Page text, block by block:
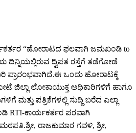
“ಹೋರಾಟದ ಫಲವಾಗಿ ಜಮಖಂಡಿ to
ದಿನ್ನಿಯಲ್ಲಿರುವ ದ್ವಿಪತ ರಸ್ತೆಗೆ ತಡೆಗೋಡೆ
ಪ್ರಾರಂಭವಾಗಿದೆ.ಈ ಒಂದು ಹೋರಾಟಕ್ಕೆ
ಜಿಲ್ಲಾ ಲೋಕಾಯುಕ್ತ ಅಧಿಕಾರಿಗಳಿಗೆ ಹಾಗೂ
ಮತ್ತು ಪತ್ರಿಕೆಗಳಲ್ಲಿ ಸುದ್ದಿ ಬರೆದ ಎಲ್ಲಾ
RTI-ಕಾರ್ಯಕರ್ತರ ಪರವಾಗಿ
ರಾಜಕುಮಾರ ಗವಳಿ, ಶ್ರೀ,